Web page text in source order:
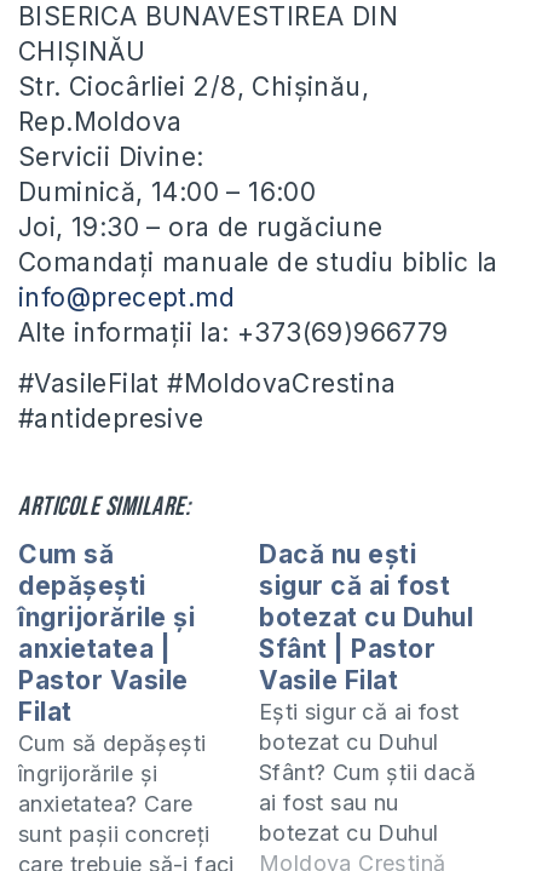
BISERICA BUNAVESTIREA DIN
CHIȘINĂU
Str. Ciocârliei 2/8, Chișinău,
Rep.Moldova
Servicii Divine:
Duminică, 14:00 – 16:00
Joi, 19:30 – ora de rugăciune
Comandați manuale de studiu biblic la
info@precept.md
Alte informații la: +373(69)966779
#VasileFilat #MoldovaCrestina
#antidepresive
Articole similare:
Cum să
depășești
îngrijorările și
anxietatea |
Pastor Vasile
Filat
Cum să depășești
îngrijorările și
anxietatea? Care
sunt pașii concreți
care trebuie să-i faci
Dacă nu ești
sigur că ai fost
botezat cu Duhul
Sfânt | Pastor
Vasile Filat
Ești sigur că ai fost
botezat cu Duhul
Sfânt? Cum știi dacă
ai fost sau nu
botezat cu Duhul
Sfânt? Poți fi sigur
Moldova Creștină